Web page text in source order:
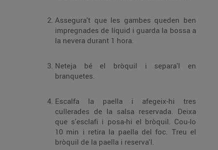
Assegura't que les gambes queden ben
impregnades de líquid i guarda la bossa a
la nevera durant 1 hora.
Neteja bé el bròquil i separa'l en
branquetes.
Escalfa la paella i afegeix-hi tres
cullerades de la salsa reservada. Deixa
que s'esclafi i posa-hi el bròquil. Cou-lo
10 min i retira la paella del foc. Treu el
bròquil de la paella i reserva'l.